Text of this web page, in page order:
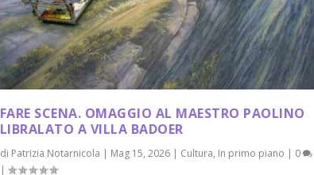
FARE SCENA. OMAGGIO AL MAESTRO PAOLINO
LIBRALATO A VILLA BADOER
di Patrizia Notarnicola | Mag 15, 2026| Cultura, In primo piano | 0
|